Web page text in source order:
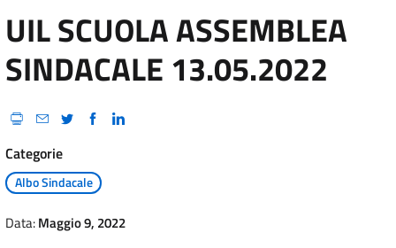
UIL SCUOLA ASSEMBLEA
SINDACALE 13.05.2022
Categorie
Albo Sindacale
Data:Maggio 9, 2022